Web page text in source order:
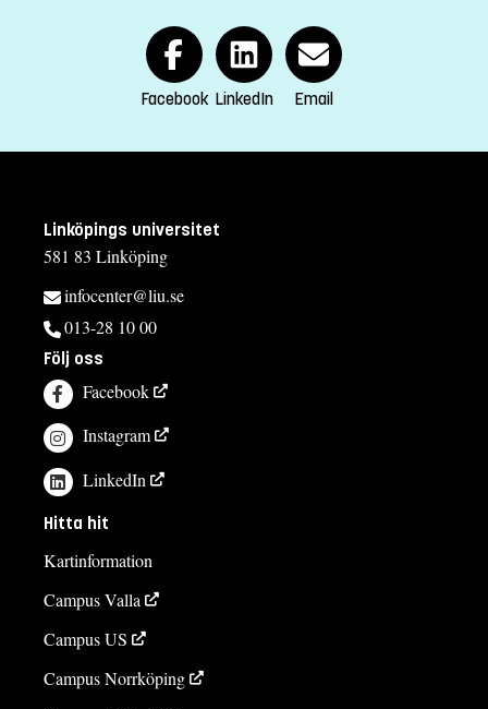
Facebook LinkedIn Email
Linköpings universitet
581 83 Linköping
infocenter@liu.se
013-28 10 00
Följ oss
Facebook
Instagram
LinkedIn
Hitta hit
Kartinformation
Campus Valla
Campus US
Campus Norrköping